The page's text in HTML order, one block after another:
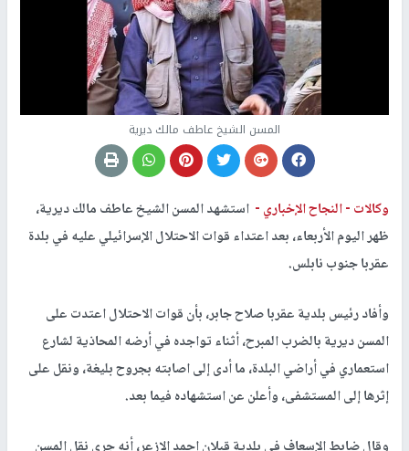
المسن الشيخ عاطف مالك ديرية
وكالات -النجاح الإخباري - استشهد المسن الشيخ عاطف مالك ديرية،
ظهر اليوم الأربعاء، بعد اعتداء قوات الاحتلال الإسرائيلي عليه في بلدة
عقربا جنوب نابلس.
وأفاد رئيس بلدية عقربا صلاح جابر، بأن قوات الاحتلال اعتدت على
المسن ديرية بالضرب المبرح، أثناء تواجده في أرضه المحاذية لشارع
استعماري في أراضي البلدة، ما أدى إلى اصابته بجروح بليغة، ونقل على
إثرها إلى المستشفى، وأعلن عن استشهاده فيما بعد.